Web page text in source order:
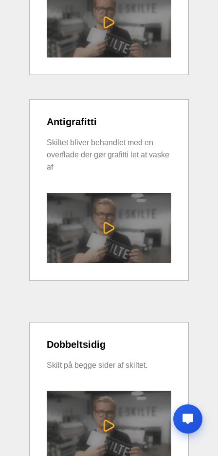
Antigrafitti
Skiltet bliver behandlet med en
overflade der gør grafitti let at vaske
af
Dobbeltsidig
Skilt på begge sider af skiltet.